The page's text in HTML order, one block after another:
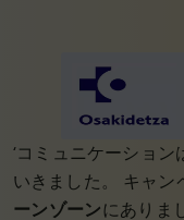
‘コミュニケーション
いきました。 キャン
ーンゾーンにありま